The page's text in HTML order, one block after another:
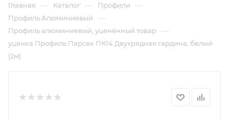
Главная — Каталог — Профили —
Профиль Алюминиевый —
Профиль алюминиевый, уценённый товар —
уценка Профиль Парсек ПК14 Двухрядная гардина, белый
(2м)